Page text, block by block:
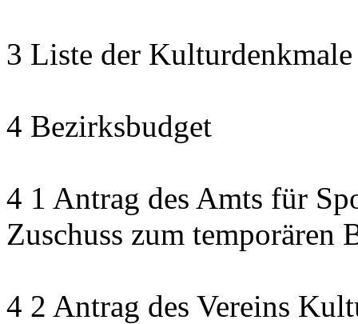
3 Liste der
4 Bezirksbudget
4 1 Antrag des Amts für
Zuschuss zum temporären
4 2 Antrag des Vereins